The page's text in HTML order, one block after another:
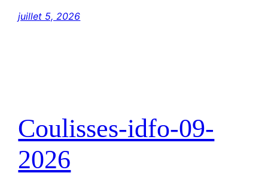
juillet 5, 2026
Coulisses-idfo-09-
2026